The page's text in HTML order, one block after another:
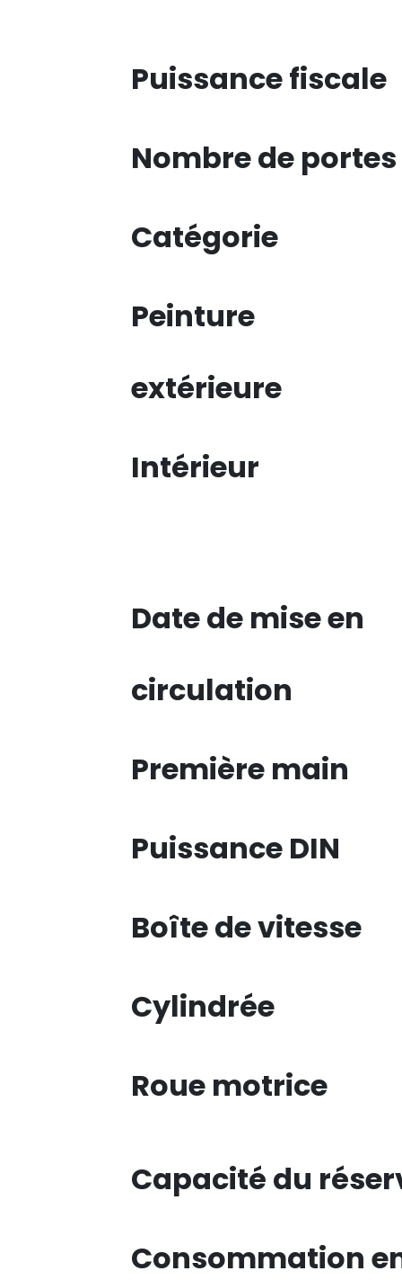
Puissance fiscale
Nombre de portes
Catégorie
Peinture
extérieure
Intérieur
Date de mise en
circulation
Première main
Puissance DIN
Boîte de vitesse
Cylindrée
Roue motrice
Capacité du
Consommation